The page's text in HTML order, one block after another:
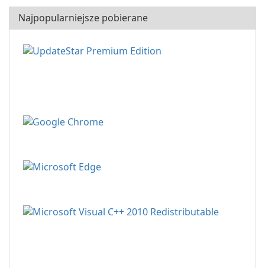
Najpopularniejsze pobierane